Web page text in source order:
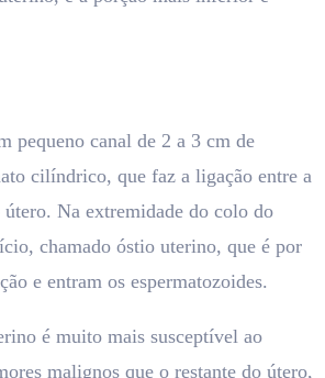
pequeno canal de 2 a 3 cm de
cilíndrico, que faz a ligação entre a
Na extremidade do colo do
chamado óstio uterino, que é por
e entram os espermatozoides.
é muito mais susceptível ao
malignos que o restante do útero,